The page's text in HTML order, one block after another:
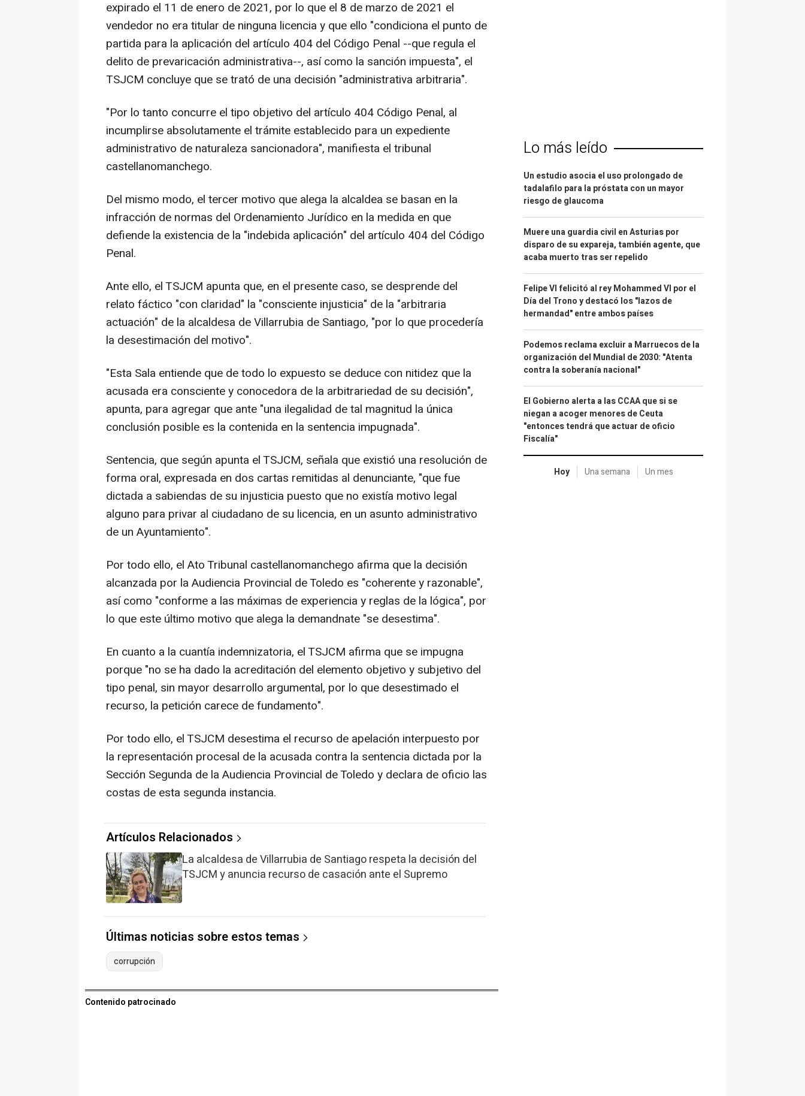
expirado el 11 de enero de 2021, por lo que el 8 de marzo de 2021 el
vendedor no era titular de ninguna licencia y que ello "condiciona el punto de
partida para la aplicación del artículo 404 del Código Penal --que regula el
delito de prevaricación administrativa--, así como la sanción impuesta", el
TSJCM concluye que se trató de una decisión "administrativa arbitraria".
"Por lo tanto concurre el tipo objetivo del artículo 404 Código Penal, al
incumplirse absolutamente el trámite establecido para un expediente
administrativo de naturaleza sancionadora", manifiesta el tribunal
castellanomanchego.
Del mismo modo, el tercer motivo que alega la alcaldea se basan en la
infracción de normas del Ordenamiento Jurídico en la medida en que
defiende la existencia de la "indebida aplicación" del artículo 404 del Código
Penal.
Ante ello, el TSJCM apunta que, en el presente caso, se desprende del
relato fáctico "con claridad" la "consciente injusticia" de la "arbitraria
actuación" de la alcaldesa de Villarrubia de Santiago, "por lo que procedería
la desestimación del motivo".
"Esta Sala entiende que de todo lo expuesto se deduce con nitidez que la
acusada era consciente y conocedora de la arbitrariedad de su decisión",
apunta, para agregar que ante "una ilegalidad de tal magnitud la única
conclusión posible es la contenida en la sentencia impugnada".
Sentencia, que según apunta el TSJCM, señala que existió una resolución de
forma oral, expresada en dos cartas remitidas al denunciante, "que fue
dictada a sabiendas de su injusticia puesto que no existía motivo legal
alguno para privar al ciudadano de su licencia, en un asunto administrativo
de un Ayuntamiento".
Por todo ello, el Ato Tribunal castellanomanchego afirma que la decisión
alcanzada por la Audiencia Provincial de Toledo es "coherente y razonable",
así como "conforme a las máximas de experiencia y reglas de la lógica", por
lo que este último motivo que alega la demandnate "se desestima".
En cuanto a la cuantía indemnizatoria, el TSJCM afirma que se impugna
porque "no se ha dado la acreditación del elemento objetivo y subjetivo del
tipo penal, sin mayor desarrollo argumental, por lo que desestimado el
recurso, la petición carece de fundamento".
Por todo ello, el TSJCM desestima el recurso de apelación interpuesto por
la representación procesal de la acusada contra la sentencia dictada por la
Sección Segunda de la Audiencia Provincial de Toledo y declara de oficio las
costas de esta segunda instancia.
Artículos Relacionados
La alcaldesa de Villarrubia de Santiago respeta la decisión del
TSJCM y anuncia recurso de casación ante el Supremo
Últimas noticias sobre estos temas
corrupción
Contenido patrocinado
Lo más leído
Un estudio asocia el uso prolongado de
tadalafilo para la próstata con un mayor
riesgo de glaucoma
Muere una guardia civil en Asturias por
disparo de su expareja, también agente, que
acaba muerto tras ser repelido
Felipe VI felicitó al rey Mohammed VI por el
Día del Trono y destacó los "lazos de
hermandad" entre ambos países
Podemos reclama excluir a Marruecos de la
organización del Mundial de 2030: "Atenta
contra la soberanía nacional"
El Gobierno alerta a las CCAA que si se
niegan a acoger menores de Ceuta
"entonces tendrá que actuar de oficio
Fiscalía"
Hoy Una semana Un mes